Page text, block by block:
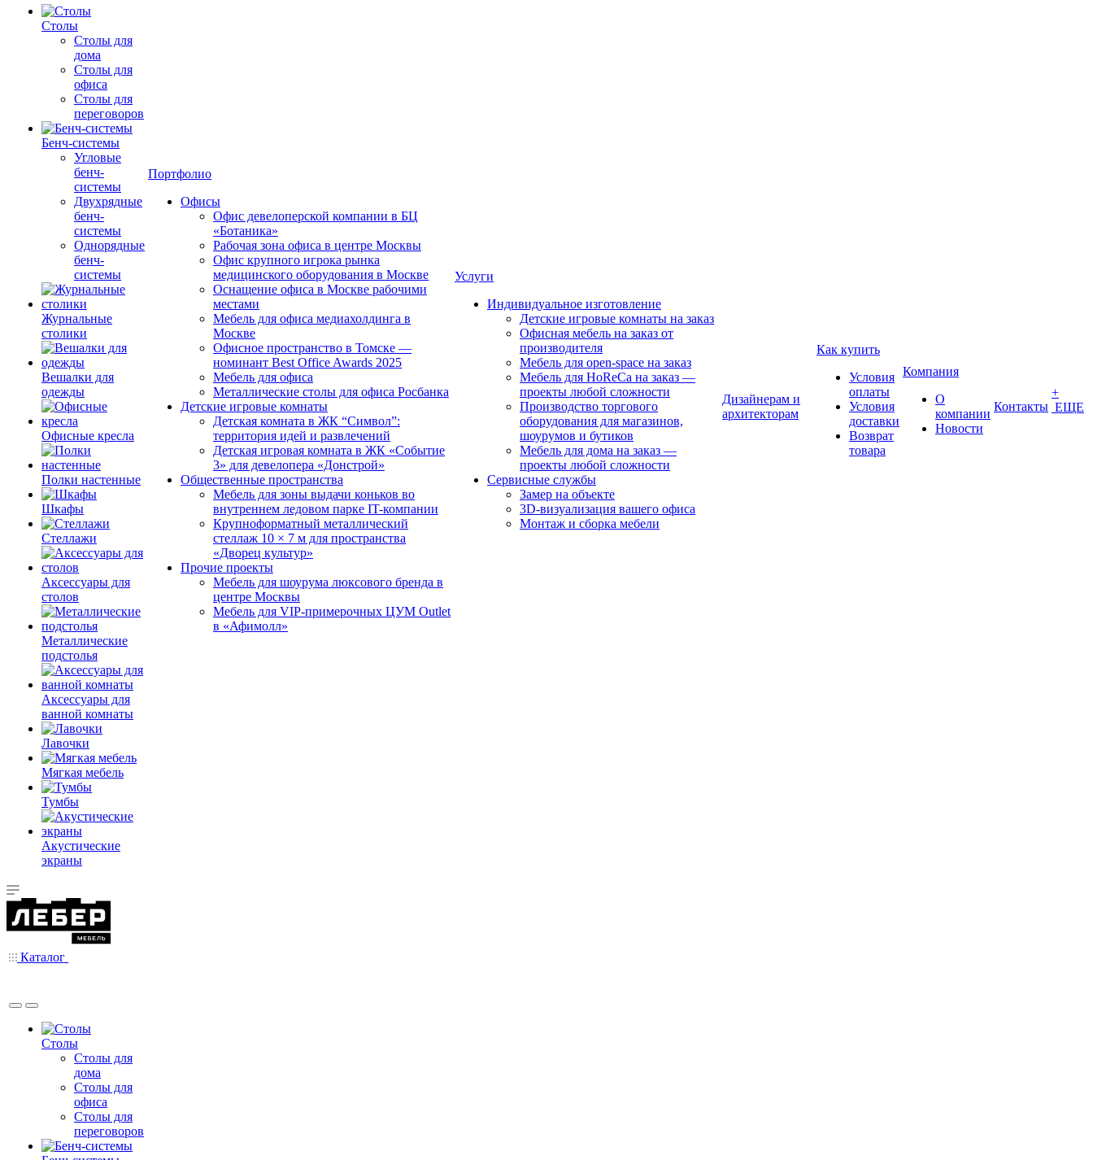
Столы
Столы для
дома
Столы для
офиса
Столы для
переговоров
Бенч-системы
Угловые
бенч-
системы
Двухрядные
бенч-
системы
Однорядные
бенч-
системы
Журнальные
столики
Вешалки для
одежды
Офисные кресла
Полки настенные
Шкафы
Стеллажи
Аксессуары для
столов
Металлические
подстолья
Аксессуары для
ванной комнаты
Лавочки
Мягкая мебель
Тумбы
Акустические
экраны
Портфолио
Офисы
Офис девелоперской компании в БЦ
«Ботаника»
Рабочая зона офиса в центре Москвы
Офис крупного игрока рынка
медицинского оборудования в Москве
Оснащение офиса в Москве рабочими
местами
Мебель для офиса медиахолдинга в
Москве
Офисное пространство в Томске —
номинант Best Office Awards 2025
Мебель для офиса
Металлические столы для офиса Росбанка
Детские игровые комнаты
Детская комната в ЖК “Символ”:
территория идей и развлечений
Детская игровая комната в ЖК «Событие
3» для девелопера «Донстрой»
Общественные пространства
Мебель для зоны выдачи коньков во
внутреннем ледовом парке IT-компании
Крупноформатный металлический
стеллаж 10 × 7 м для пространства
«Дворец культур»
Прочие проекты
Мебель для шоурума люксового бренда в
центре Москвы
Мебель для VIP-примерочных ЦУМ Outlet
в «Афимолл»
Услуги
Индивидуальное изготовление
Детские игровые комнаты на заказ
Офисная мебель на заказ от
производителя
Мебель для open-space на заказ
Мебель для HoReCa на заказ —
проекты любой сложности
Производство торгового
оборудования для магазинов,
шоурумов и бутиков
Мебель для дома на заказ —
проекты любой сложности
Сервисные службы
Замер на объекте
3D-визуализация вашего офиса
Монтаж и сборка мебели
Дизайнерам и
архитекторам
Как купить
Условия
оплаты
Условия
доставки
Возврат
товара
Компания
О
компании
Новости
Контакты
+
ЕЩЕ
Каталог
Столы
Столы для
дома
Столы для
офиса
Столы для
переговоров